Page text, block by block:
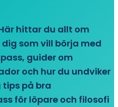
hittar du allt om
som vill börja med
guider om
och hur du undviker
tips på bra
för löpare och filosofi